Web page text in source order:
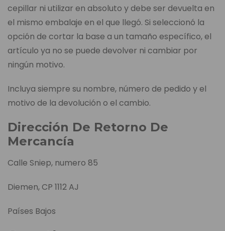
cepillar ni utilizar en absoluto y debe ser devuelta en
el mismo embalaje en el que llegó. Si seleccionó la
opción de cortar la base a un tamaño específico, el
artículo ya no se puede devolver ni cambiar por
ningún motivo.
Incluya siempre su nombre, número de pedido y el
motivo de la devolución o el cambio.
Dirección De Retorno De
Mercancía
Calle Sniep, numero 85
Diemen, CP 1112 AJ
Países Bajos